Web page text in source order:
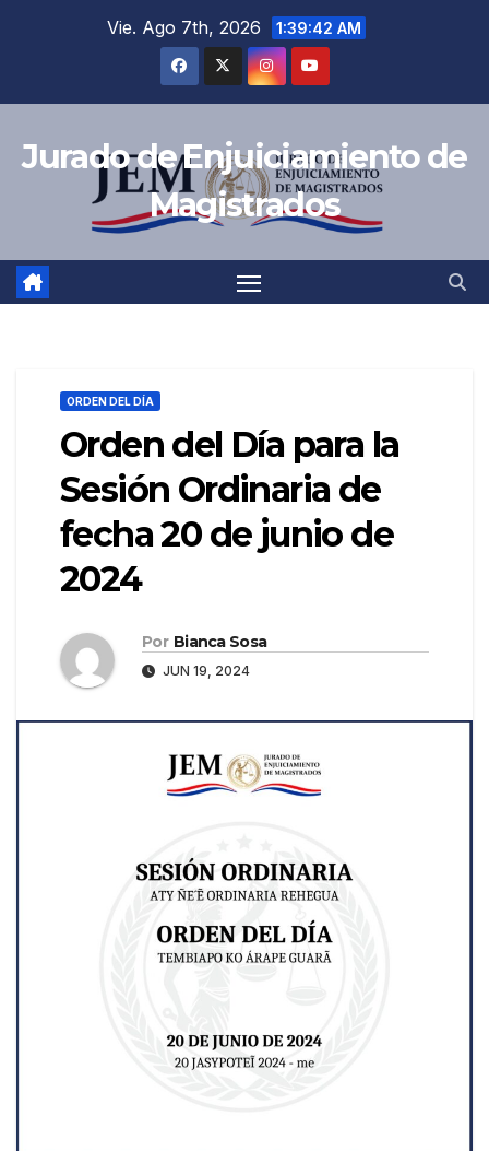
Vie. Ago 7th, 2026 1:39:43 AM
Jurado de Enjuiciamiento de
Magistrados
ORDEN DEL DÍA
Orden del Día para la
Sesión Ordinaria de
fecha 20 de junio de
2024
Por Bianca Sosa
JUN 19, 2024